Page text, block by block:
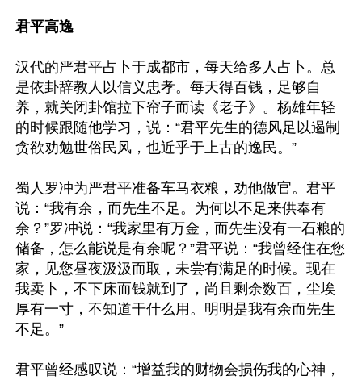
君平高逸
汉代的严君平占卜于成都市，每天给多人占卜。总
是依卦辞教人以信义忠孝。每天得百钱，足够自
养，就关闭卦馆拉下帘子而读《老子》。杨雄年轻
的时候跟随他学习，说：“君平先生的德风足以遏制
贪欲劝勉世俗民风，也近乎于上古的逸民。”
蜀人罗冲为严君平准备车马衣粮，劝他做官。君平
说：“我有余，而先生不足。为何以不足来供奉有
余？”罗冲说：“我家里有万金，而先生没有一石粮的
储备，怎么能说是有余呢？”君平说：“我曾经住在您
家，见您昼夜汲汲而取，未尝有满足的时候。现在
我卖卜，不下床而钱就到了，尚且剩余数百，尘埃
厚有一寸，不知道干什么用。明明是我有余而先生
不足。”
君平曾经感叹说：“增益我的财物会损伤我的心神，